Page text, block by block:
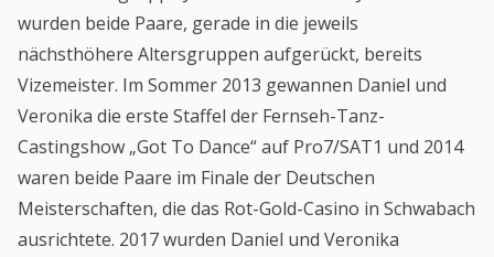
wurden beide Paare, gerade in die jeweils
nächsthöhere Altersgruppen aufgerückt, bereits
Vizemeister. Im Sommer 2013 gewannen Daniel und
Veronika die erste Staffel der Fernseh-Tanz-
Castingshow „Got To Dance“ auf Pro7/SAT1 und 2014
waren beide Paare im Finale der Deutschen
Meisterschaften, die das Rot-Gold-Casino in Schwabach
ausrichtete. 2017 wurden Daniel und Veronika